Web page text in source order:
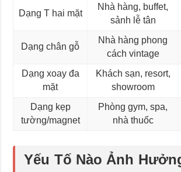
Dạng T hai mặt
Nhà hàng, buffet,
sảnh lễ tân
Dạng chân gỗ
Nhà hàng phong
cách vintage
Dạng xoay đa
mặt
Khách sạn, resort,
showroom
Dạng kẹp
tường/magnet
Phòng gym, spa,
nhà thuốc
Yếu Tố Nào Ảnh